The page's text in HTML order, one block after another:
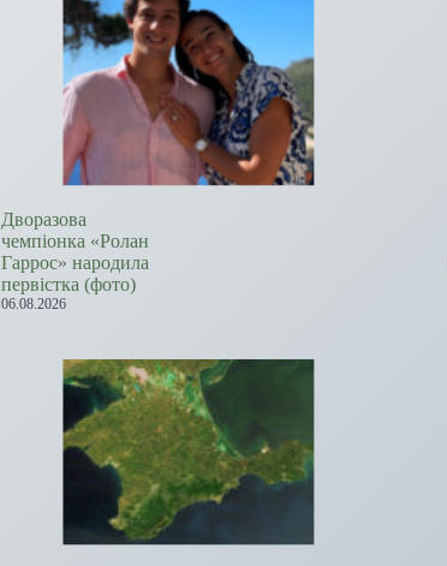
Дворазова
чемпіонка «Ролан
Гаррос» народила
первістка (фото)
06.08.2026